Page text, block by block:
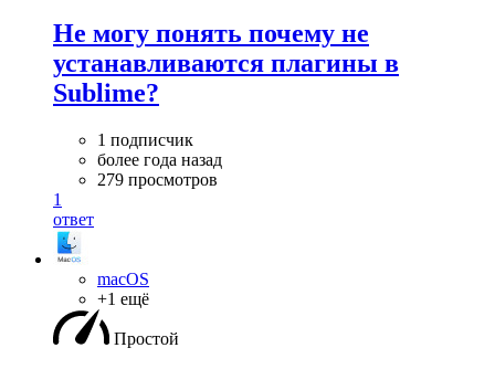
Не могу понять почему не
устанавливаются плагины в
Sublime?
1 подписчик
более года назад
279 просмотров
1
ответ
macOS
+1 ещё
Простой